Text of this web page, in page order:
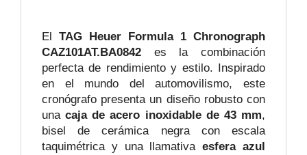
El TAG Heuer Formula 1 Chronograph
CAZ101AT.BA0842 es la combinación
perfecta de rendimiento y estilo. Inspirado
en el mundo del automovilismo, este
cronógrafo presenta un diseño robusto con
unacaja de acero inoxidable de 43 mm,
bisel de cerámica negra con escala
taquimétrica y una llamativaesfera azul